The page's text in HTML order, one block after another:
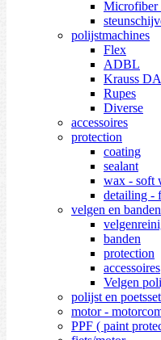
Microfiber
polijstmachines
Flex
ADBL
Krauss
Rupes
Diverse
accessoires
protection
coating
sealant
wax - soft
detailing -
velgen en banden
banden
protection
accessoires
Velgen
polijst en
motor -
PPF ( paint